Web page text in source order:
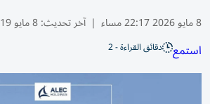
8 مايو 2026 22:17 مساء | آخر تحديث:8 مايو 22:19 2026
استمع دقائق القراءة - 2